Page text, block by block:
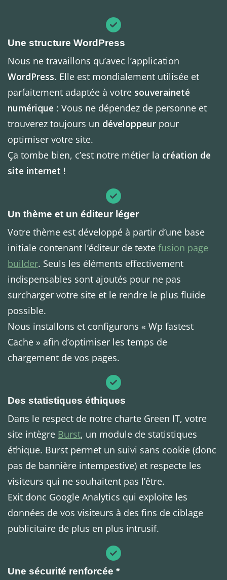
Une structure WordPress
Nous ne travaillons qu’avec l’application
WordPress. Elle est mondialement utilisée et
parfaitement adaptée à votre souveraineté
numérique : Vous ne dépendez de personne et
trouverez toujours un développeur pour
optimiser votre site.
Ça tombe bien, c’est notre métier la création de
site internet !
Un thème et un éditeur léger
Votre thème est développé à partir d’une base
initiale contenant l’éditeur de texte fusion page
builder. Seuls les éléments effectivement
indispensables sont ajoutés pour ne pas
surcharger votre site et le rendre le plus fluide
possible.
Nous installons et configurons « Wp fastest
Cache » afin d’optimiser les temps de
chargement de vos pages.
Des statistiques éthiques
Dans le respect de notre charte Green IT, votre
site intègre Burst, un module de statistiques
éthique. Burst permet un suivi sans cookie (donc
pas de bannière intempestive) et respecte les
visiteurs qui ne souhaitent pas l’être.
Exit donc Google Analytics qui exploite les
données de vos visiteurs à des fins de ciblage
publicitaire de plus en plus intrusif.
Une sécurité renforcée *